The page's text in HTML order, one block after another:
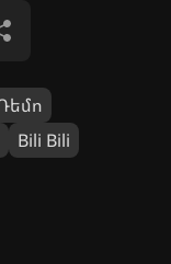
Bili Bili
Կիսվել